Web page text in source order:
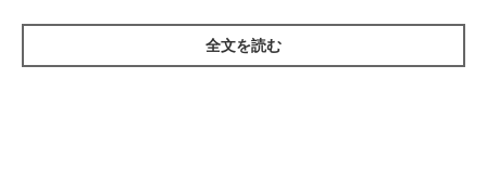
全文を読む